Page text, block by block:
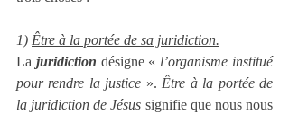
1) Être à la portée de sa juridiction.
La juridiction désigne « l’organisme institué
pour rendre la justice ». Être à la portée de
la juridiction de Jésus signifie que nous nous